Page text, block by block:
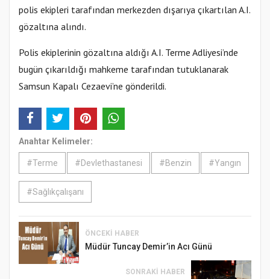
polis ekipleri tarafından merkezden dışarıya çıkartılan A.I.
gözaltına alındı.
Polis ekiplerinin gözaltına aldığı A.I. Terme Adliyesi’nde
bugün çıkarıldığı mahkeme tarafından tutuklanarak
Samsun Kapalı Cezaevi’ne gönderildi.
Anahtar Kelimeler:
#Terme #Devlethastanesi #Benzin #Yangın
#Sağlıkçalışanı
ÖNCEKI HABER
Müdür Tuncay Demir’in Acı Günü
SONRAKI HABER